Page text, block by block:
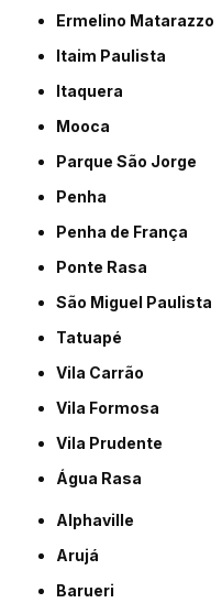
Ermelino Matarazzo
Itaim Paulista
Itaquera
Mooca
Parque São Jorge
Penha
Penha de França
Ponte Rasa
São Miguel Paulista
Tatuapé
Vila Carrão
Vila Formosa
Vila Prudente
Água Rasa
Alphaville
Arujá
Barueri